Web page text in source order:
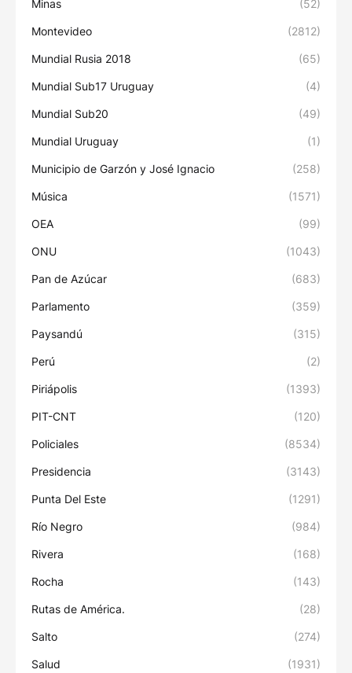
Minas (52)
Montevideo (2812)
Mundial Rusia 2018 (65)
Mundial Sub17 Uruguay (4)
Mundial Sub20 (49)
Mundial Uruguay (1)
Municipio de Garzón y José Ignacio (258)
Música (1571)
OEA (99)
ONU (1043)
Pan de Azúcar (683)
Parlamento (359)
Paysandú (315)
Perú (2)
Piriápolis (1393)
PIT-CNT (120)
Policiales (8534)
Presidencia (3143)
Punta Del Este (1291)
Río Negro (984)
Rivera (168)
Rocha (143)
Rutas de América. (28)
Salto (274)
Salud (1931)